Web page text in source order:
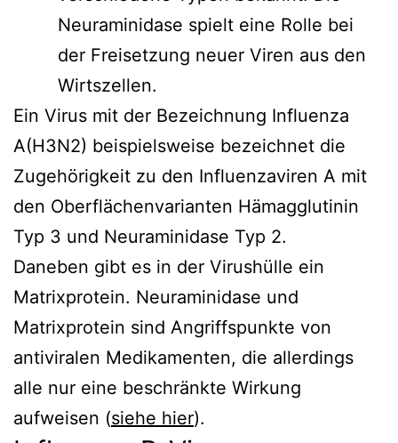
Neuraminidase spielt eine Rolle bei
der Freisetzung neuer Viren aus den
Wirtszellen.
Ein Virus mit der Bezeichnung Influenza
A(H3N2) beispielsweise bezeichnet die
Zugehörigkeit zu den Influenzaviren A mit
den Oberflächenvarianten Hämagglutinin
Typ 3 und Neuraminidase Typ 2.
Daneben gibt es in der Virushülle ein
Matrixprotein. Neuraminidase und
Matrixprotein sind Angriffspunkte von
antiviralen Medikamenten, die allerdings
alle nur eine beschränkte Wirkung
aufweisen (siehe hier).